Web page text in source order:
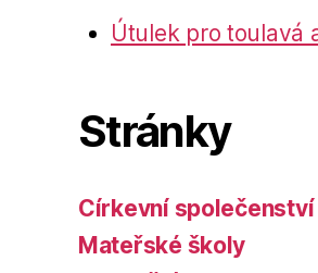
Útulek pro toulavá
Stránky
Církevní společenství
Mateřské školy